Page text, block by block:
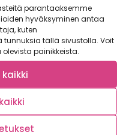
parantaaksemme
hyväksyminen antaa
kuten
tällä sivustolla. Voit
painikkeista.